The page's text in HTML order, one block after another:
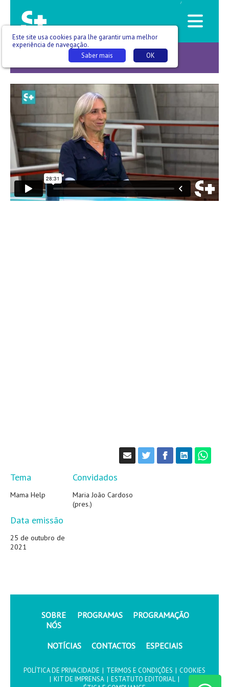
/
Ajudar quem ajuda -T07 E010
Tema
Mama Help
Data emissão
25 de outubro de
2021
Convidados
Maria João Cardoso
(pres.)
SOBRE
NÓS
PROGRAMAS PROGRAMAÇÃO
NOTÍCIAS CONTACTOS ESPECIAIS
POLÍTICA DE PRIVACIDADE | TERMOS E CONDIÇÕES | COOKIES
| KIT DE IMPRENSA | ESTATUTO EDITORIAL |
Este site usa cookies para lhe garantir uma melhor
experiência de navegação.
OK
Saber mais